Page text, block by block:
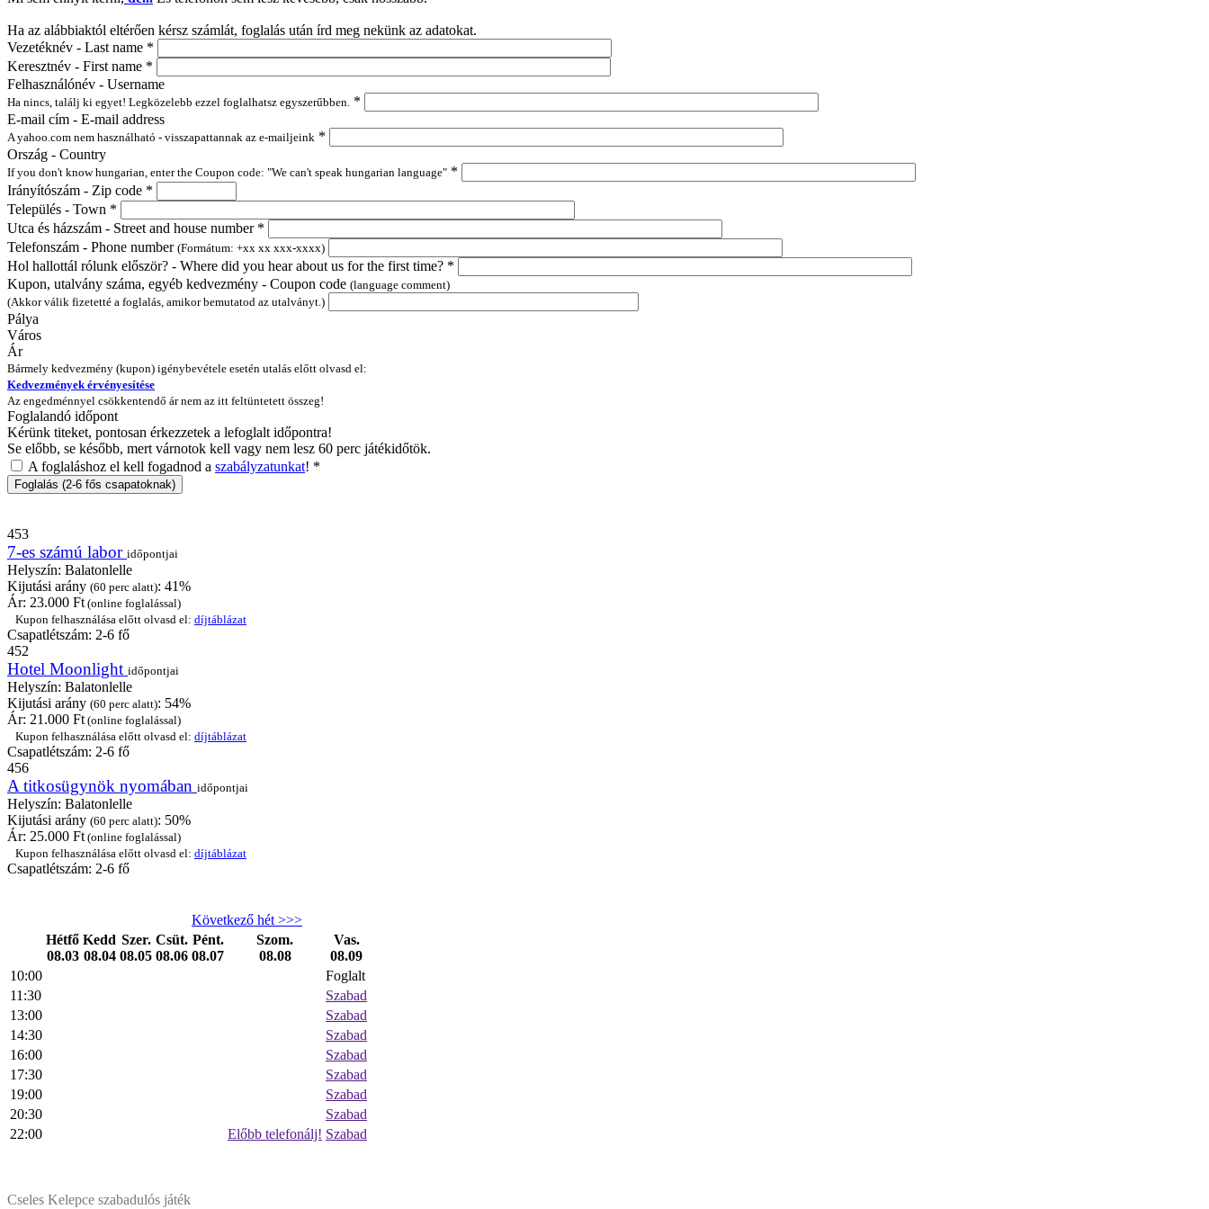
Ha az alábbiaktól eltérően kérsz számlát, foglalás után írd meg nekünk az adatokat.
Vezetéknév - Last name *
Keresztnév - First name *
Felhasználónév - Username
Ha nincs, találj ki egyet! Legközelebb ezzel foglalhatsz egyszerűbben. *
E-mail cím - E-mail address
A yahoo.com nem használható - visszapattannak az e-mailjeink *
Ország - Country
If you don't know hungarian, enter the Coupon code: "We can't speak hungarian language" *
Irányítószám - Zip code *
Település - Town *
Utca és házszám - Street and house number *
Telefonszám - Phone number (Formátum: +xx xx xxx-xxxx)
Hol hallottál rólunk először? - Where did you hear about us for the first time? *
Kupon, utalvány száma, egyéb kedvezmény - Coupon code (language comment)
(Akkor válik fizetetté a foglalás, amikor bemutatod az utalványt.)
Pálya
Város
Ár
Bármely kedvezmény (kupon) igénybevétele esetén utalás előtt olvasd el:
Kedvezmények érvényesítése
Az engedménnyel csökkentendő ár nem az itt feltüntetett összeg!
Foglalandó időpont
Kérünk titeket, pontosan érkezzetek a lefoglalt időpontra!
Se előbb, se később, mert várnotok kell vagy nem lesz 60 perc játékidőtök.
A foglaláshoz el kell fogadnod a szabályzatunkat! *
453
7-es számú labor időpontjai
Helyszín: Balatonlelle
Kijutási arány (60 perc alatt): 41%
Ár: 23.000 Ft (online foglalással)
Kupon felhasználása előtt olvasd el: díjtáblázat
Csapatlétszám: 2-6 fő
452
Hotel Moonlight időpontjai
Helyszín: Balatonlelle
Kijutási arány (60 perc alatt): 54%
Ár: 21.000 Ft (online foglalással)
Kupon felhasználása előtt olvasd el: díjtáblázat
Csapatlétszám: 2-6 fő
456
A titkosügynök nyomában időpontjai
Helyszín: Balatonlelle
Kijutási arány (60 perc alatt): 50%
Ár: 25.000 Ft (online foglalással)
Kupon felhasználása előtt olvasd el: díjtáblázat
Csapatlétszám: 2-6 fő
Következő hét >>>
Hétfő
08.03
Kedd
08.04
Szer.
08.05
Csüt.
08.06
Pént.
08.07
Szom.
08.08
Vas.
08.09
10:00
Foglalt
11:30
Szabad
13:00
Szabad
14:30
Szabad
16:00
Szabad
17:30
Szabad
19:00
Szabad
20:30
Szabad
22:00
Előbb telefonálj! Szabad
Cseles Kelepce szabadulós játék